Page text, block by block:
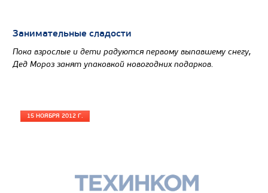
Занимательные сладости
Пока взрослые и дети радуются первому выпавшему снегу,
Дед Мороз занят упаковкой новогодних подарков.
15 НОЯБРЯ 2012 Г.